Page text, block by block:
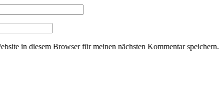
in diesem Browser für meinen nächsten Kommentar speichern.